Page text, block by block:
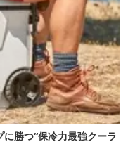
勝つ“保冷力最強クーラ